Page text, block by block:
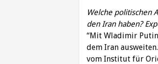
Welche politischen
den Iran haben?
“Mit Wladimir
dem Iran
vom Institut für